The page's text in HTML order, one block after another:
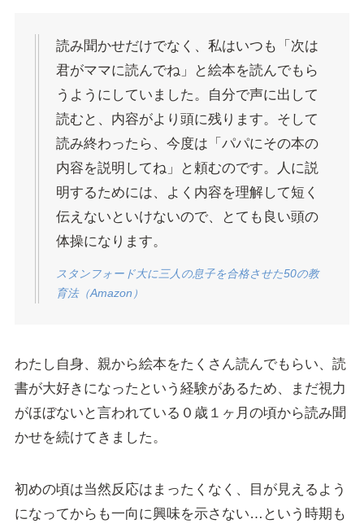
読み聞かせだけでなく、私はいつも「次は
君がママに読んでね」と絵本を読んでもら
うようにしていました。自分で声に出して
読むと、内容がより頭に残ります。そして
読み終わったら、今度は「パパにその本の
内容を説明してね」と頼むのです。人に説
明するためには、よく内容を理解して短く
伝えないといけないので、とても良い頭の
体操になります。
スタンフォード大に三人の息子を合格させた50の教
育法（Amazon）
わたし自身、親から絵本をたくさん読んでもらい、読
書が大好きになったという経験があるため、まだ視力
がほぼないと言われている０歳１ヶ月の頃から読み聞
かせを続けてきました。
初めの頃は当然反応はまったくなく、目が見えるよう
になってからも一向に興味を示さない…という時期も